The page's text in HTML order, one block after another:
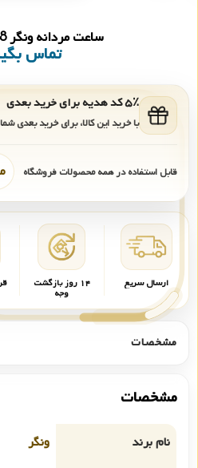
ساعت مردانه ونگر 01.0641.128
تماس
۵٪ کد هدیه برای خرید بعدی
با خرید این کالا، برای خرید بعدی
قابل استفاده در همه محصولات فروشگاه
ارسال سریع ۱۴ روز بازگشت
وجه
مشخصات
مشخصات
نام برند
ونگر